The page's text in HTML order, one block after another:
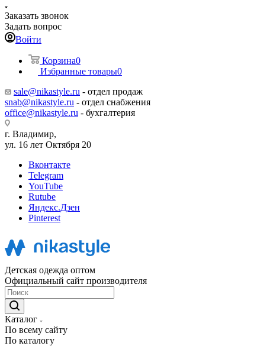
Заказать звонок
Задать вопрос
Войти
Корзина0
Избранные товары0
sale@nikastyle.ru - отдел продаж
snab@nikastyle.ru - отдел снабжения
office@nikastyle.ru - бухгалтерия
г. Владимир,
ул. 16 лет Октября 20
Вконтакте
Telegram
YouTube
Rutube
Яндекс.Дзен
Pinterest
Детская одежда оптом
Официальный сайт производителя
Каталог
По всему сайту
По каталогу